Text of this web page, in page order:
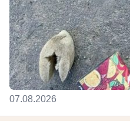
07.08.2026